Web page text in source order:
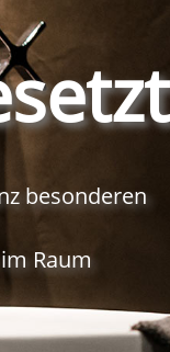
besonderen
Raum